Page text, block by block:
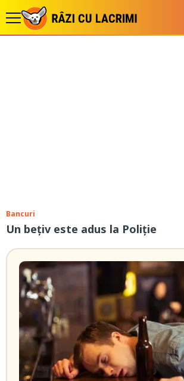
Bancuri
Un bețiv este adus la Poliție